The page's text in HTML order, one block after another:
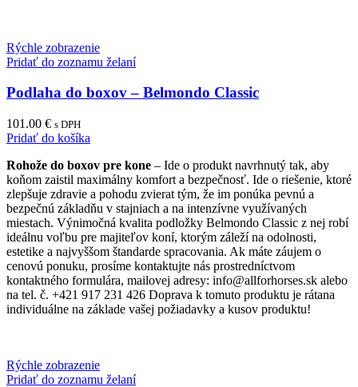
Rýchle zobrazenie
Pridať do zoznamu želaní
Podlaha do boxov – Belmondo Classic
101.00 € s DPH
Pridať do košíka
Rohože do boxov pre kone – Ide o produkt navrhnutý tak, aby
koňom zaistil maximálny komfort a bezpečnosť. Ide o riešenie, ktoré
zlepšuje zdravie a pohodu zvierat tým, že im ponúka pevnú a
bezpečnú základňu v stajniach a na intenzívne využívaných
miestach. Výnimočná kvalita podložky Belmondo Classic z nej robí
ideálnu voľbu pre majiteľov koní, ktorým záleží na odolnosti,
estetike a najvyššom štandarde spracovania. Ak máte záujem o
cenovú ponuku, prosíme kontaktujte nás prostredníctvom
kontaktného formulára, mailovej adresy: info@allforhorses.sk alebo
na tel. č. +421 917 231 426 Doprava k tomuto produktu je rátana
individuálne na základe vašej požiadavky a kusov produktu!
Rýchle zobrazenie
Pridať do zoznamu želaní